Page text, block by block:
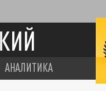
АНАЛИТИКА